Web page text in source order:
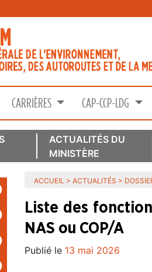
CARRIÈRES CAP-CCP-LDG
ACTUALITÉS DU
MINISTÈRE
ACCUEIL > ACTUALITÉS >
Liste des
NAS ou COP/A
Publié le 13 mai 2026